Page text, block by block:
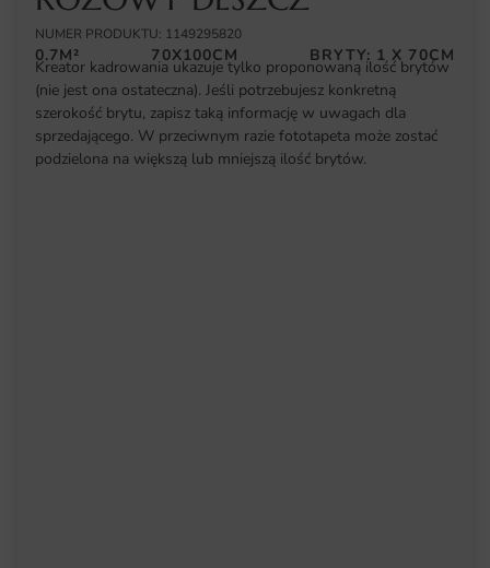
NUMER PRODUKTU: 1149295820
0.7M² 70X100CM BRYTY: 1 X 70CM
Kreator kadrowania ukazuje tylko proponowaną ilość brytów
(nie jest ona ostateczna). Jeśli potrzebujesz konkretną
szerokość brytu, zapisz taką informację w uwagach dla
sprzedającego. W przeciwnym razie fototapeta może zostać
podzielona na większą lub mniejszą ilość brytów.